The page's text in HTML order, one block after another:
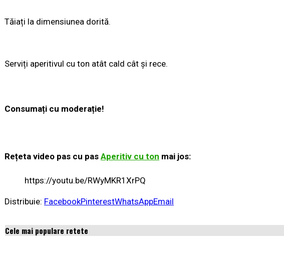
Tăiați la dimensiunea dorită.
Serviți aperitivul cu ton atât cald cât și rece.
Consumați cu moderație!
Rețeta video pas cu pas Aperitiv cu ton mai jos:
https://youtu.be/RWyMKR1XrPQ
Distribuie: FacebookPinterestWhatsAppEmail
Cele mai populare retete